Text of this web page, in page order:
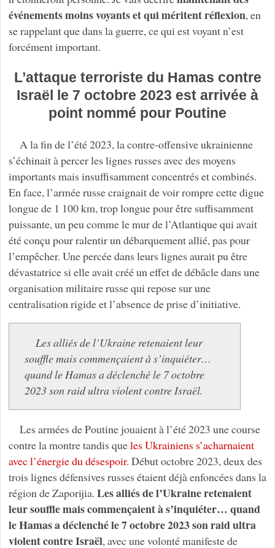
événements moins voyants et qui méritent réflexion, en
se rappelant que dans la guerre, ce qui est voyant n’est
forcément important.
L’attaque terroriste du Hamas contre
Israël le 7 octobre 2023 est arrivée à
point nommé pour Poutine
A la fin de l’été 2023, la contre-offensive ukrainienne
s’échinait à percer les lignes russes avec des moyens
importants mais insuffisamment concentrés et combinés.
En face, l’armée russe craignait de voir rompre cette digue
longue de 1 100 km, trop longue pour être suffisamment
puissante, un peu comme le mur de l’Atlantique qui avait
été conçu pour ralentir un débarquement allié, pas pour
l’empêcher. Une percée dans leurs lignes aurait pu être
dévastatrice si elle avait créé un effet de débâcle dans une
organisation militaire russe qui repose sur une
centralisation rigide et l’absence de prise d’initiative.
Les alliés de l’Ukraine retenaient leur
souffle mais commençaient à s’inquiéter…
quand le Hamas a déclenché le 7 octobre
2023 son raid ultra violent contre Israël.
Les armées de Poutine jouaient à l’été 2023 une course
contre la montre tandis queles Ukrainiens s’acharnaient
avec l’énergie du désespoir. Début octobre 2023, deux des
trois lignes défensives russes étaient déjà enfoncées dans la
région de Zaporijia. Les alliés de l’Ukraine retenaient
leur souffle mais commençaient à s’inquiéter… quand
le Hamas a déclenché le 7 octobre 2023 son raid ultra
violent contre Israël, avec une volonté manifeste de